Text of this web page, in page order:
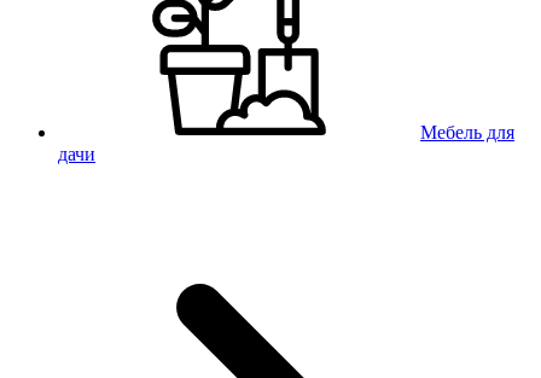
Мебель для
дачи